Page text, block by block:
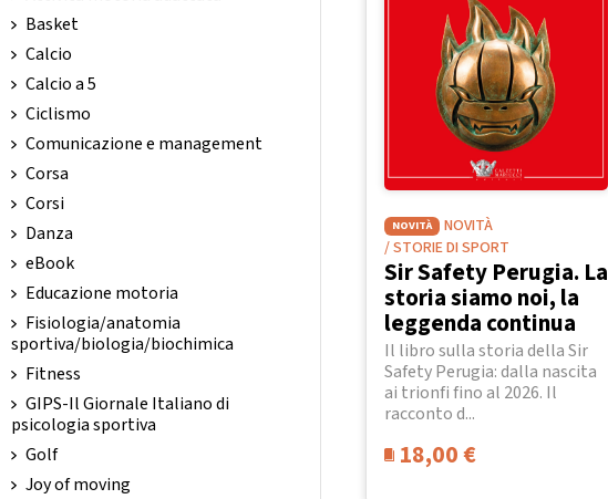
Basket
Calcio
Calcio a 5
Ciclismo
Comunicazione e management
Corsa
Corsi
Danza
eBook
Educazione motoria
Fisiologia/anatomia
sportiva/biologia/biochimica
Fitness
GIPS-Il Giornale Italiano di
psicologia sportiva
Golf
Joy of moving
NOVITÀ
NOVITÀ
/ STORIE DI SPORT
Sir Safety Perugia. La
storia siamo noi, la
leggenda continua
Il libro sulla storia della Sir
Safety Perugia: dalla nascita
ai trionfi fino al 2026. Il
racconto d...
18,00€